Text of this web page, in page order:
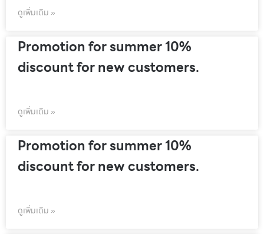
ดูเพิ่มเติม »
Promotion for summer 10%
discount for new customers.
ดูเพิ่มเติม »
Promotion for summer 10%
discount for new customers.
ดูเพิ่มเติม »